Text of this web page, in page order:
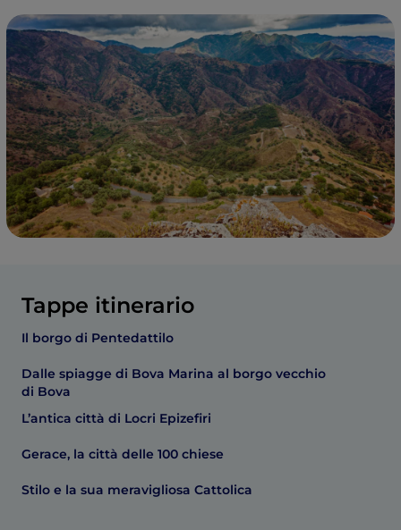
Tappe itinerario
Il borgo di Pentedattilo
Dalle spiagge di Bova Marina al borgo vecchio
di Bova
L’antica città di Locri Epizefiri
Gerace, la città delle 100 chiese
Stilo e la sua meravigliosa Cattolica